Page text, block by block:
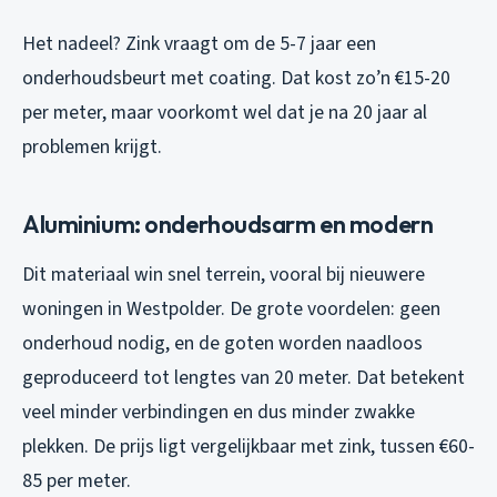
Het nadeel? Zink vraagt om de 5-7 jaar een
onderhoudsbeurt met coating. Dat kost zo’n €15-20
per meter, maar voorkomt wel dat je na 20 jaar al
problemen krijgt.
Aluminium: onderhoudsarm en modern
Dit materiaal win snel terrein, vooral bij nieuwere
woningen in Westpolder. De grote voordelen: geen
onderhoud nodig, en de goten worden naadloos
geproduceerd tot lengtes van 20 meter. Dat betekent
veel minder verbindingen en dus minder zwakke
plekken. De prijs ligt vergelijkbaar met zink, tussen €60-
85 per meter.